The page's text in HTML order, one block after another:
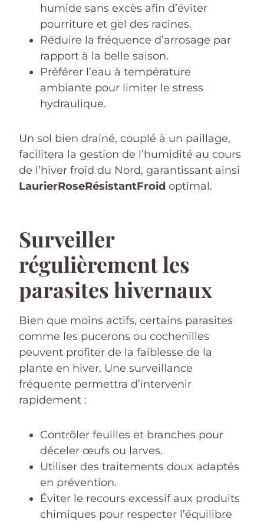
humide sans excès afin d’éviter
pourriture et gel des racines.
Réduire la fréquence d’arrosage par
rapport à la belle saison.
Préférer l’eau à température
ambiante pour limiter le stress
hydraulique.
Un sol bien drainé, couplé à un paillage,
facilitera la gestion de l’humidité au cours
de l’hiver froid du Nord, garantissant ainsi
LaurierRoseRésistantFroid optimal.
Surveiller
régulièrement les
parasites hivernaux
Bien que moins actifs, certains parasites
comme les pucerons ou cochenilles
peuvent profiter de la faiblesse de la
plante en hiver. Une surveillance
fréquente permettra d’intervenir
rapidement :
Contrôler feuilles et branches pour
déceler œufs ou larves.
Utiliser des traitements doux adaptés
en prévention.
Éviter le recours excessif aux produits
chimiques pour respecter l’équilibre